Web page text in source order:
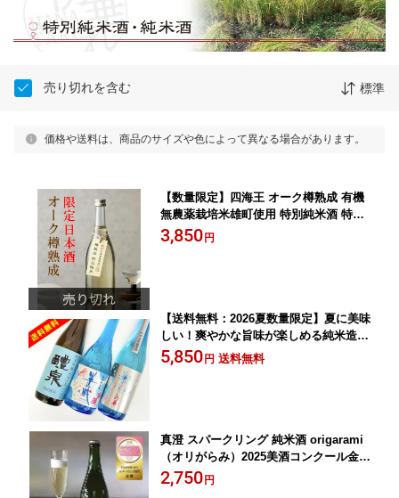
売り切れを含む 標準
価格や送料は、商品のサイズや色によって異なる場合があります。
【数量限定】四海王 オーク樽熟成 有機
無農薬栽培米雄町使用 特別純米酒 特別
限定品 720ML (日本酒 ギフト プレゼン
ト ランキング 人気 誕生日プレゼント
3,850 円
【送料無料：2026夏数量限定】夏に美味
しい！爽やかな旨味が楽しめる純米造り
720ML3本入 飲み比べセット (冷酒 お酒
ギフト プレゼント ランキング 人気 誕
5,850 円 送料無料
真澄 スパークリング 純米酒 origarami
（オリがらみ）2025美酒コンクール金賞
受賞 750ML （宮坂醸造 澱がらみ 日本
酒 酒 ギフト プレゼント ランキング 人
2,750 円